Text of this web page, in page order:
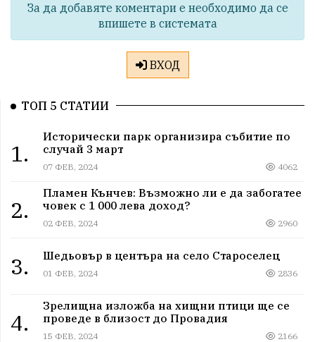
За да добавяте коментари е необходимо да се
впишете в системата
ВХОД
ТОП 5 СТАТИИ
1.
Исторически парк организира събитие по
случай 3 март
07 ФЕВ, 2024 4062
2.
Пламен Кънчев: Възможно ли е да забогатее
човек с 1 000 лева доход?
02 ФЕВ, 2024 2960
3. Шедьовър в центъра на село Староселец
01 ФЕВ, 2024 2836
4.
Зрелищна изложба на хищни птици ще се
проведе в близост до Провадия
15 ФЕВ, 2024 2166